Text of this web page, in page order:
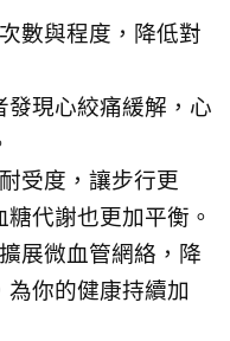
數與程度，降低對
現心絞痛緩解，心
受度，讓步行更
代謝也更加平衡。
展微血管網絡，降
你的健康持續加